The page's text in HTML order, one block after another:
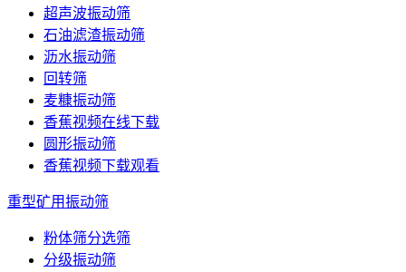
超声波振动筛
石油滤渣振动筛
沥水振动筛
回转筛
麦糠振动筛
香蕉视频在线下载
圆形振动筛
香蕉视频下载观看
重型矿用振动筛
粉体筛分选筛
分级振动筛